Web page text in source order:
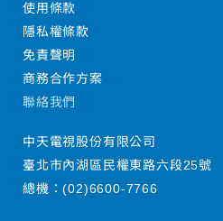
使用條款
隱私權條款
免責聲明
商務合作方案
聯絡我們
中天電視股份有限公司
臺北市內湖區民權東路六段25號
總機：(02)6600-7766